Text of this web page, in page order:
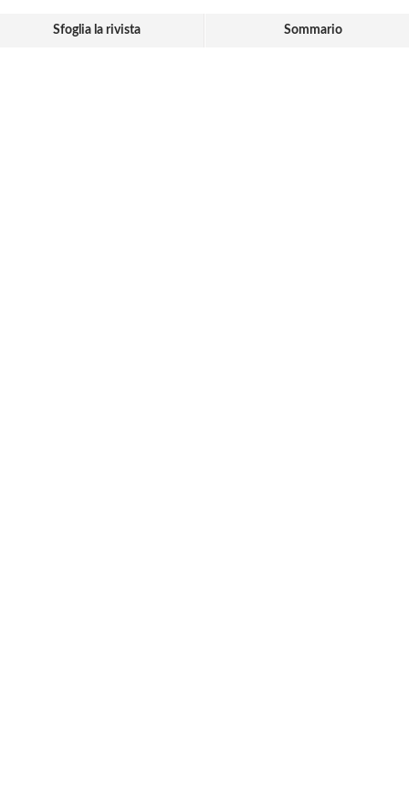
Sfoglia la rivista Sommario